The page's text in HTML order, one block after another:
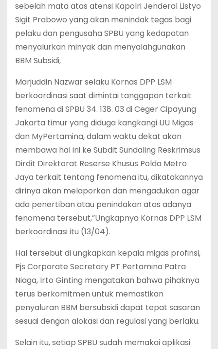
sebelah mata atas atensi Kapolri Jenderal Listyo
Sigit Prabowo yang akan menindak tegas bagi
pelaku dan pengusaha SPBU yang kedapatan
menyalurkan minyak dan menyalahgunakan
BBM Subsidi,
Marjuddin Nazwar selaku Kornas DPP LSM
berkoordinasi saat dimintai tanggapan terkait
fenomena di SPBU 34. 138. 03 di Ceger Cipayung
Jakarta timur yang diduga kangkangi UU Migas
dan MyPertamina, dalam waktu dekat akan
membawa hal ini ke Subdit Sundaling Reskrimsus
Dirdit Direktorat Reserse Khusus Polda Metro
Jaya terkait tentang fenomena itu, dikatakannya
dirinya akan melaporkan dan mengadukan agar
ada penertiban atau penindakan atas adanya
fenomena tersebut,”Ungkapnya Kornas DPP LSM
berkoordinasi itu (13/04).
Hal tersebut di ungkapkan kepala migas profinsi,
Pjs Corporate Secretary PT Pertamina Patra
Niaga, Irto Ginting mengatakan bahwa pihaknya
terus berkomitmen untuk memastikan
penyaluran BBM bersubsidi dapat tepat sasaran
sesuai dengan alokasi dan regulasi yang berlaku.
Selain itu, setiap SPBU sudah memakai aplikasi